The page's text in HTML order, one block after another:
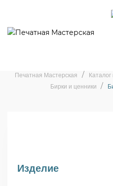
Штамп «Бирка
Печатная Мастерская
Бирки и ценники
Изделие